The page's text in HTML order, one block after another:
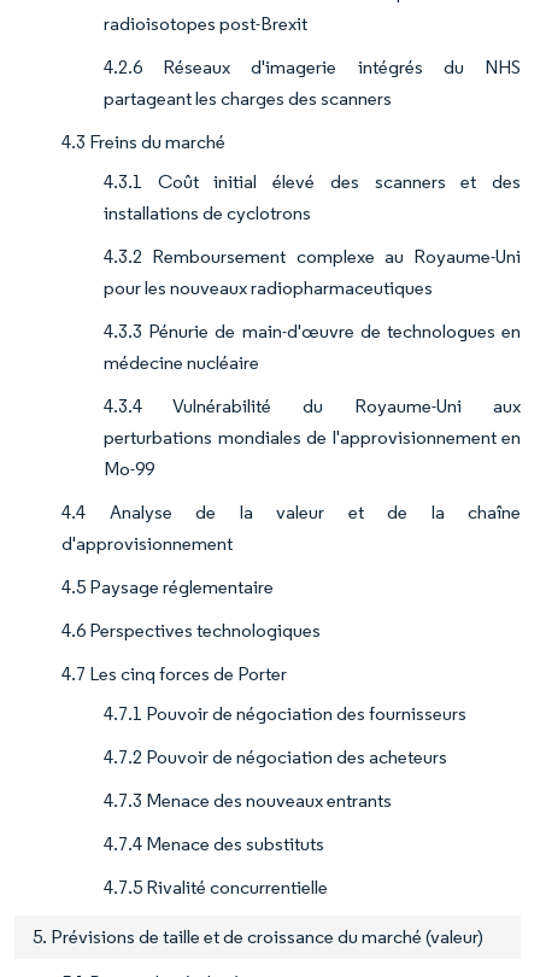
radioisotopes post-Brexit
4.2.6 Réseaux d'imagerie intégrés du NHS
partageant les charges des scanners
4.3 Freins du marché
4.3.1 Coût initial élevé des scanners et des
installations de cyclotrons
4.3.2 Remboursement complexe au Royaume-Uni
pour les nouveaux radiopharmaceutiques
4.3.3 Pénurie de main-d'œuvre de technologues en
médecine nucléaire
4.3.4 Vulnérabilité du Royaume-Uni aux
perturbations mondiales de l'approvisionnement en
Mo-99
4.4 Analyse de la valeur et de la chaîne
d'approvisionnement
4.5 Paysage réglementaire
4.6 Perspectives technologiques
4.7 Les cinq forces de Porter
4.7.1 Pouvoir de négociation des fournisseurs
4.7.2 Pouvoir de négociation des acheteurs
4.7.3 Menace des nouveaux entrants
4.7.4 Menace des substituts
4.7.5 Rivalité concurrentielle
5. Prévisions de taille et de croissance du marché (valeur)